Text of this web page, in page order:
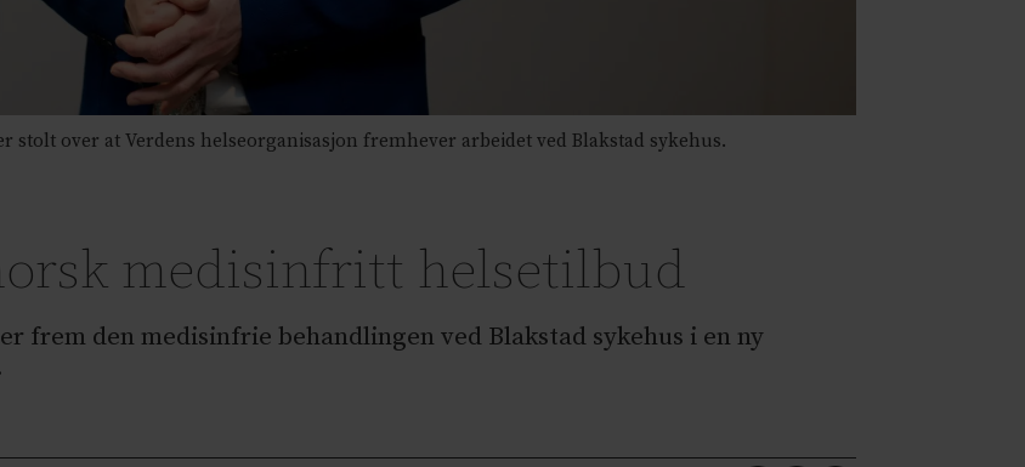
stolt over at Verdens helseorganisasjon fremhever arbeidet ved Blakstad sykehus.
medisinfritt helsetilbud
frem den medisinfrie behandlingen ved Blakstad sykehus i en ny